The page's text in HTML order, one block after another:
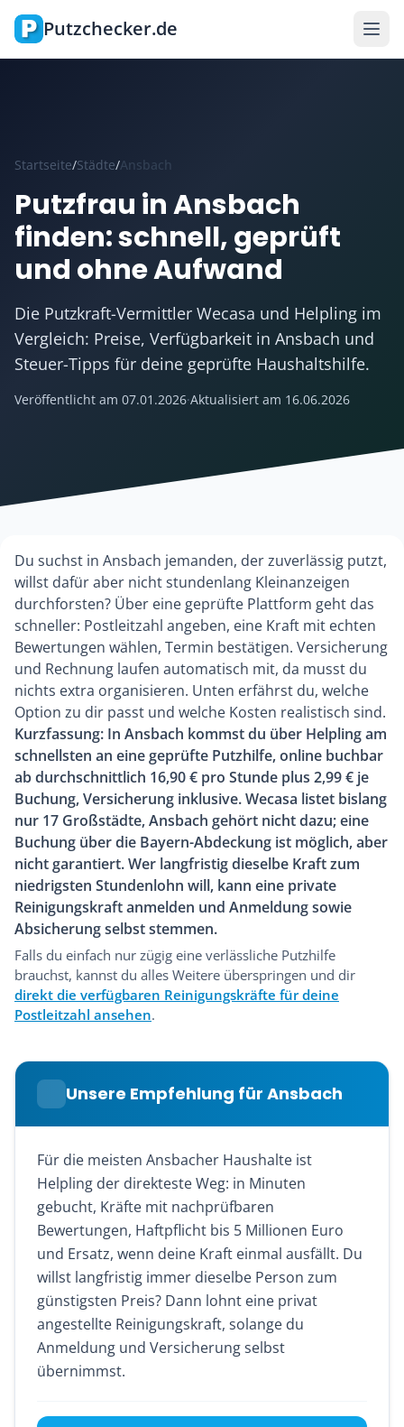
Zum Hauptinhalt springen
Putzchecker.de
Startseite/Städte/Ansbach
Putzfrau in Ansbach
finden: schnell, geprüft
und ohne Aufwand
Die Putzkraft-Vermittler Wecasa und Helpling im
Vergleich: Preise, Verfügbarkeit in Ansbach und
Steuer-Tipps für deine geprüfte Haushaltshilfe.
Veröffentlicht am 07.01.2026·Aktualisiert am 16.06.2026
Du suchst in Ansbach jemanden, der zuverlässig putzt,
willst dafür aber nicht stundenlang Kleinanzeigen
durchforsten? Über eine geprüfte Plattform geht das
schneller: Postleitzahl angeben, eine Kraft mit echten
Bewertungen wählen, Termin bestätigen. Versicherung
und Rechnung laufen automatisch mit, da musst du
nichts extra organisieren. Unten erfährst du, welche
Option zu dir passt und welche Kosten realistisch sind.
Kurzfassung: In Ansbach kommst du über Helpling am
schnellsten an eine geprüfte Putzhilfe, online buchbar
ab durchschnittlich 16,90 € pro Stunde plus 2,99 € je
Buchung, Versicherung inklusive. Wecasa listet bislang
nur 17 Großstädte, Ansbach gehört nicht dazu; eine
Buchung über die Bayern-Abdeckung ist möglich, aber
nicht garantiert. Wer langfristig dieselbe Kraft zum
niedrigsten Stundenlohn will, kann eine private
Reinigungskraft anmelden und Anmeldung sowie
Absicherung selbst stemmen.
Falls du einfach nur zügig eine verlässliche Putzhilfe
brauchst, kannst du alles Weitere überspringen und dir
direkt die verfügbaren Reinigungskräfte für deine
Postleitzahl ansehen.
Unsere Empfehlung für Ansbach
Für die meisten Ansbacher Haushalte ist
Helpling der direkteste Weg: in Minuten
gebucht, Kräfte mit nachprüfbaren
Bewertungen, Haftpflicht bis 5 Millionen Euro
und Ersatz, wenn deine Kraft einmal ausfällt. Du
willst langfristig immer dieselbe Person zum
günstigsten Preis? Dann lohnt eine privat
angestellte Reinigungskraft, solange du
Anmeldung und Versicherung selbst
übernimmst.